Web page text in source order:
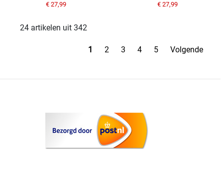
€ 27,99
€ 27,99
24 artikelen uit 342
1 2 3 4 5 Volgende